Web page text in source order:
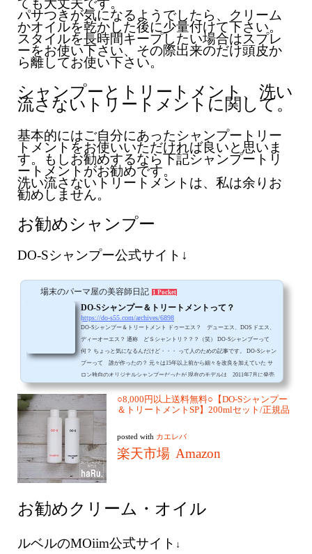
ても大丈夫です。
パサつきが気になるようでしたら、クリーム
かオイルを乾かした後に少量付けて下さい。
スタイルを長時間キープしたい場合はスプレ
ーをお使い下さい、その際出来のだけ頭皮か
ら離してお使い下さい。
シャンプーとトリートメント、洗い
流さないトリートメントに関して。
基本的にはご自分にあったシャンプートリー
トメントをお使いいただければ良いと思いま
す。もしお勧めするなら下記シャンプートリ
ートメントがお勧めです。
洗い流さないトリートメントは、私は余りお
勧めしません。
お勧めシャンプー
DO-Sシャンプー公式サイト↓
場末のパーマ屋の美容師日記 1 Pocket
DO-Sシャンプー＆トリートメントって？
https://do-s55.com/archives/6898
DO-Sシャンプー＆トリートメント ドゥーエス？ デューエス、DOS ドエス、
ディーオーエス？ 通称 どＳシャントリ？？？（笑） DO-Sシャンプーって
何？ ちょっと気になるんだけど・・・ って人のための記事です。 DO-Sシャン
プーって 誰が作ったの？ 元々は15年以上前から細々を改良を加えていた サ
ロン独自のオリジナルシャンプーだったが 現在のモデルは 2011年7月に発売
された とある岡山の
○8,000円以上送料無料○【DO-Sシャンプー
＆トリートメントSP】200mlセット/正規品
posted with カエレバ
楽天市場 Amazon
お勧めクリーム・オイル
ルベルのMOiim公式サイト ↓